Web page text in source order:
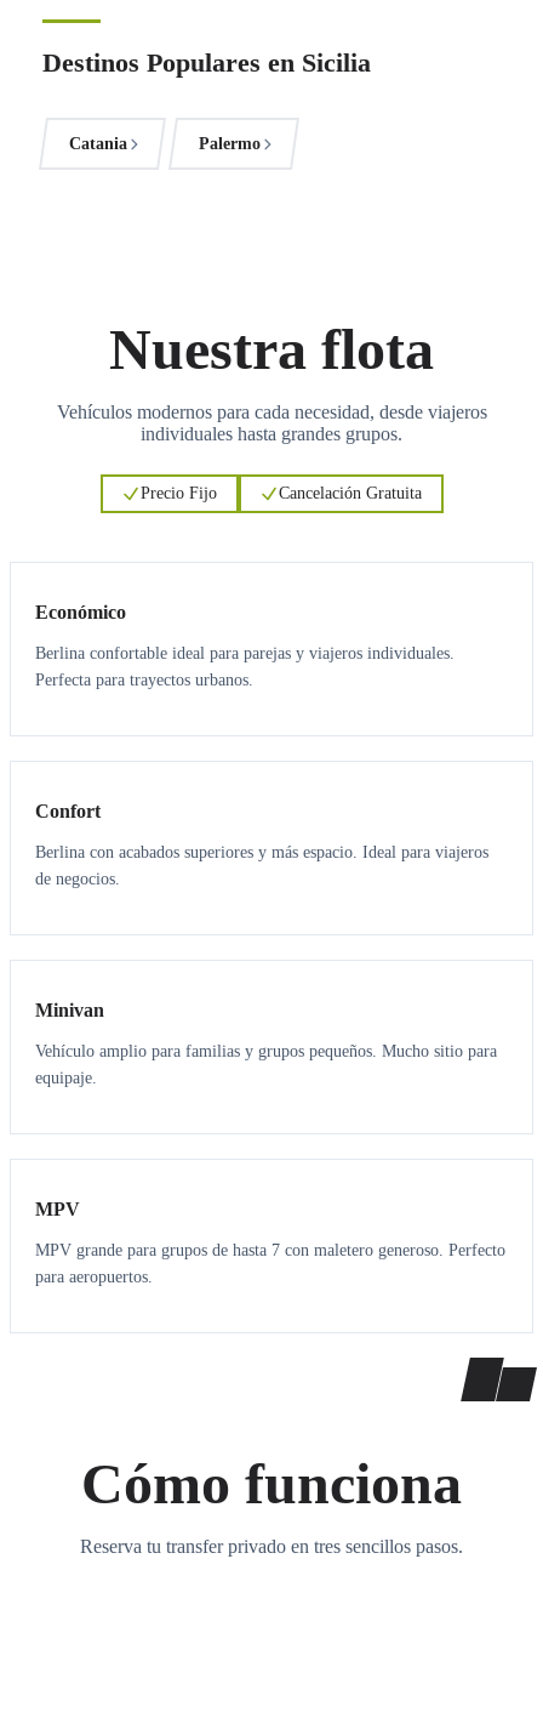
Destinos Populares en Sicilia
Catania Palermo
Nuestra flota
Vehículos modernos para cada necesidad, desde viajeros
individuales hasta grandes grupos.
Precio Fijo Cancelación Gratuita
Económico
Berlina confortable ideal para parejas y viajeros individuales.
Perfecta para trayectos urbanos.
3 3
Confort
Berlina con acabados superiores y más espacio. Ideal para viajeros
de negocios.
6 5
Minivan
Vehículo amplio para familias y grupos pequeños. Mucho sitio para
equipaje.
7 7
MPV
MPV grande para grupos de hasta 7 con maletero generoso. Perfecto
para aeropuertos.
Cómo funciona
Reserva tu transfer privado en tres sencillos pasos.